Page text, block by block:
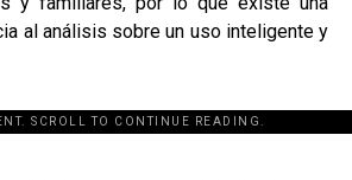
al análisis sobre un uso inteligente y
SCROLL TO CONTINUE READING.
id="243463"]